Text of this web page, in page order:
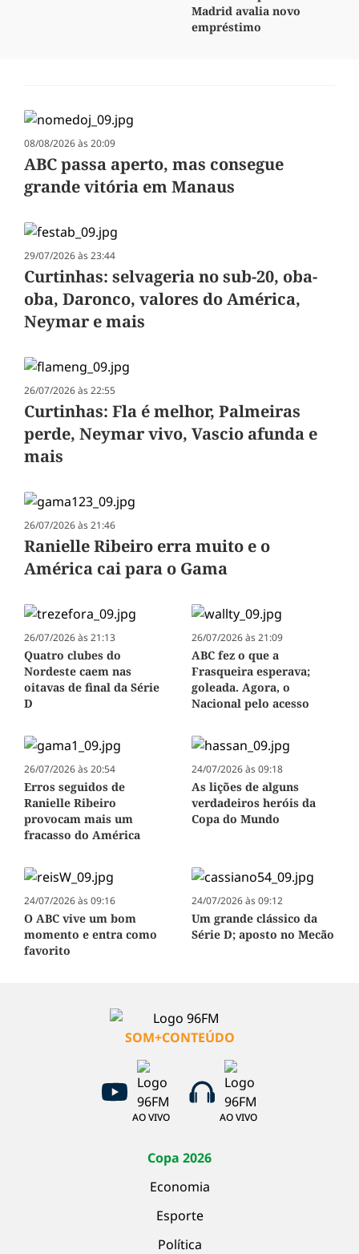
Madrid avalia novo
empréstimo
08/08/2026 às 20:09
ABC passa aperto, mas consegue
grande vitória em Manaus
29/07/2026 às 23:44
Curtinhas: selvageria no sub-20, oba-
oba, Daronco, valores do América,
Neymar e mais
26/07/2026 às 22:55
Curtinhas: Fla é melhor, Palmeiras
perde, Neymar vivo, Vascio afunda e
mais
26/07/2026 às 21:46
Ranielle Ribeiro erra muito e o
América cai para o Gama
26/07/2026 às 21:13
Quatro clubes do
Nordeste caem nas
oitavas de final da Série
D
26/07/2026 às 21:09
ABC fez o que a
Frasqueira esperava;
goleada. Agora, o
Nacional pelo acesso
26/07/2026 às 20:54
Erros seguidos de
Ranielle Ribeiro
provocam mais um
fracasso do América
24/07/2026 às 09:18
As lições de alguns
verdadeiros heróis da
Copa do Mundo
24/07/2026 às 09:16
O ABC vive um bom
momento e entra como
favorito
24/07/2026 às 09:12
Um grande clássico da
Série D; aposto no Mecão
SOM+CONTEÚDO
AO VIVO AO VIVO
Copa 2026
Economia
Esporte
Política